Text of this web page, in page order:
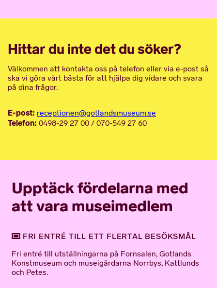
Hittar du inte det du söker?
Välkommen att kontakta oss på telefon eller via e-post så
ska vi göra vårt bästa för att hjälpa dig vidare och svara
på dina frågor.
E-post: receptionen@gotlandsmuseum.se
Telefon: 0498-29 27 00 / 070-549 27 60
Upptäck fördelarna med
att vara museimedlem
FRI ENTRÉ TILL ETT FLERTAL BESÖKSMÅL
Fri entré till utställningarna på Fornsalen, Gotlands
Konstmuseum och museigårdarna Norrbys, Kattlunds
och Petes.